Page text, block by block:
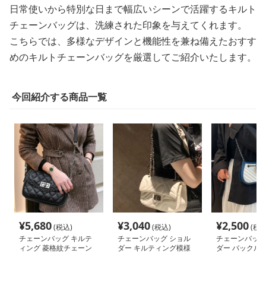
日常使いから特別な日まで幅広いシーンで活躍するキルト
チェーンバッグは、洗練された印象を与えてくれます。
こちらでは、多様なデザインと機能性を兼ね備えたおすす
めのキルトチェーンバッグを厳選してご紹介いたします。
今回紹介する商品一覧
¥5,680(税込)
チェーンバッグ キルテ
ィング 菱格紋チェーン
¥3,040(税込)
チェーンバッグ ショル
ダー キルティング模様
¥2,500(税
チェーンバッ
ダー バックル